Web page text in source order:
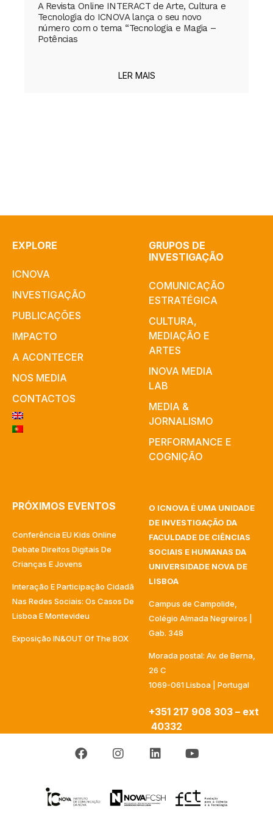
A Revista Online INTERACT de Arte, Cultura e
Tecnologia do ICNOVA lança o seu novo
número com o tema “Tecnologia e Magia –
Potências
LER MAIS
EXPLORE
ICNOVA
INVESTIGAÇÃO
PUBLICAÇÕES
IMPACTO
A ACONTECER
NOS MEDIA
CONTACTOS
GRUPOS DE
INVESTIGAÇÃO
COMUNICAÇÃO
ESTRATÉGICA
CULTURA,
MEDIAÇÃO E
ARTES​
INOVA MEDIA
LAB
MEDIA &
JORNALISMO
PERFORMANCE E
COGNIÇÃO
PRÓXIMOS EVENTOS
Conferência EU Kids Online
Debate Direitos Digitais De
Crianças E Jovens
Interação E Participação Cidadã
Nas Redes Sociais: Os Casos De
Lisboa E Montevideu
Exposição IN&OUT Of The BOX
O ICNOVA É UMA UNIDADE
DE INVESTIGAÇÃO DA
FACULDADE DE CIÊNCIAS
SOCIAIS E HUMANAS DA
UNIVERSIDADE NOVA DE
LISBOA
Campus de Campolide,
Colégio Almada Negreiros |
Gab. 348
Morada postal: Av. de Berna,
26 C
1069-061 Lisboa | Portugal
+351 217 908 303 – ext
40332